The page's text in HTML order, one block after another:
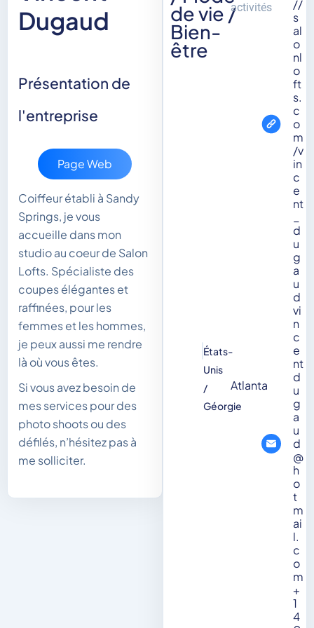
Dugaud
Présentation de
l'entreprise
Page Web
Coiffeur établi à Sandy
Springs, je vous
accueille dans mon
studio au coeur de Salon
Lofts. Spécialiste des
coupes élégantes et
raffinées, pour les
femmes et les hommes,
je peux aussi me rendre
là où vous êtes.
Si vous avez besoin de
mes services pour des
photo shoots ou des
défilés, n’hésitez pas à
me solliciter.
de vie /
Bien-
être
États-
Unis
/
Géorgie
activités
Atlanta
//
s
al
o
nl
o
ft
s.
c
o
m
/v
in
c
e
nt
d
u
g
a
u
d
vi
n
c
e
nt
d
u
g
a
u
d
@
h
o
t
m
ai
l.
c
o
m
+
1
4